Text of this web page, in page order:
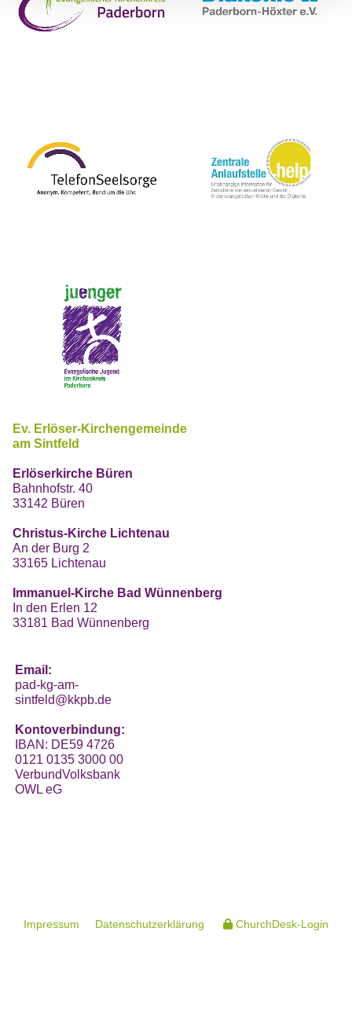
Ev. Erlöser-Kirchengemeinde
am Sintfeld
Erlöserkirche Büren
Bahnhofstr. 40
33142 Büren
Christus-Kirche Lichtenau
An der Burg 2
33165 Lichtenau
Immanuel-Kirche Bad Wünnenberg
In den Erlen 12
33181 Bad Wünnenberg
Email:
pad-kg-am-
sintfeld@kkpb.de
Kontoverbindung:
IBAN: DE59 4726
0121 0135 3000 00
VerbundVolksbank
OWL eG
Impressum Datenschutzerklärung ChurchDesk-Login